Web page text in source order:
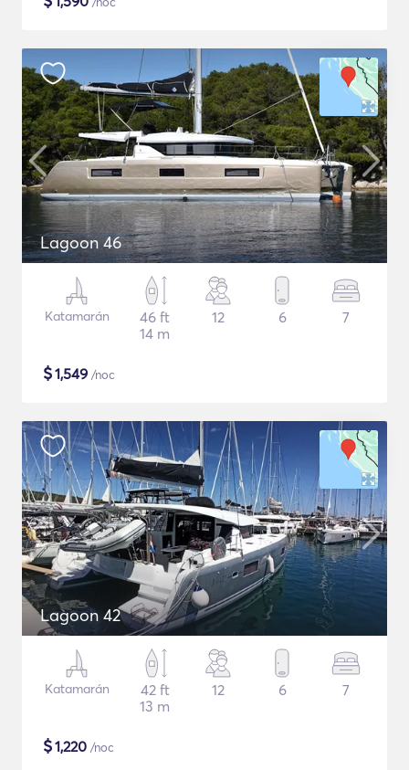
Lagoon 46
Katamarán
46 ft
14 m
12 6 7
$1,549 /noc
Lagoon 42
Katamarán
42 ft
13 m
12 6 7
$1,220 /noc